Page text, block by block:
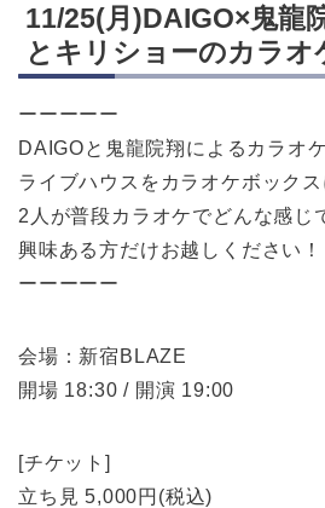
11/25(月)DAIGO×鬼龍
とキリショーのカラオ
ーーーーー
DAIGOと鬼龍院翔によるカラオ
ライブハウスをカラオケボックス
2人が普段カラオケでどんな感じ
興味ある方だけお越しください！
ーーーーー
会場：新宿BLAZE
開場 18:30 / 開演 19:00
[チケット]
立ち見 5,000円(税込)